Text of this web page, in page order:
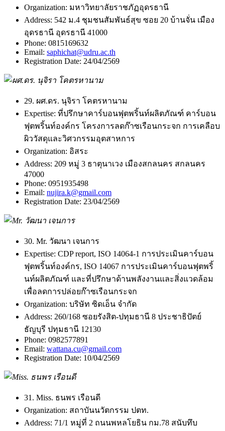
Organization: มหาวิทยาลัยราชภัฏอุดรธานี
Address: 542 ม.4 ชุมชนสัมพันธ์สุข ซอย 20 บ้านจั่น เมือง
อุดรธานี อุดรธานี 41000
Phone: 0815169632
Email: saphichat@udru.ac.th
Registration Date: 24/04/2569
29. ผศ.ดร. นุจิรา โคตรหานาม
Expertise: ที่ปรึกษาคาร์บอนฟุตพริ้นท์ผลิตภัณฑ์ คาร์บอน
ฟุตพริ้นท์องค์กร โครงการลดก๊าซเรือนกระจก การเคลือบ
ผิววัสดุและวิศวกรรมอุตสาหการ
Organization: อิสระ
Address: 209 หมู่ 3 ธาตุนาเวง เมืองสกลนคร สกลนคร
47000
Phone: 0951935498
Email: nujira.k@gmail.com
Registration Date: 23/04/2569
30. Mr. วัฒนา เจนการ
Expertise: CDP report, ISO 14064-1 การประเมินคาร์บอน
ฟุตพริ้นท์องค์กร, ISO 14067 การประเมินคาร์บอนฟุตพริ้
นท์ผลิตภัณฑ์ และที่ปรึกษาด้านพลังงานและสิ่งแวดล้อม
เพื่อลดการปล่อยก๊าซเรือนกระจก
Organization: บริษัท ซิดเอ็น จำกัด
Address: 260/168 ซอยรังสิต-ปทุมธานี 8 ประชาธิปัตย์
ธัญบุรี ปทุมธานี 12130
Phone: 0982577891
Email: wattana.cu@gmail.com
Registration Date: 10/04/2569
31. Miss. ธนพร เรือนดี
Organization: สถาบันนวัตกรรม ปตท.
Address: 71/1 หมู่ที่ 2 ถนนพหลโยธิน กม.78 สนับทึบ